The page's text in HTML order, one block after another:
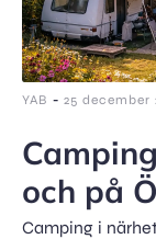
YAB - 25 december
och på
Camping i